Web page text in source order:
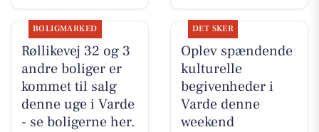
BOLIGMARKED
Røllikevej 32 og 3
andre boliger er
kommet til salg
denne uge i Varde
- se boligerne her.
DET SKER
Oplev spændende
kulturelle
begivenheder i
Varde denne
weekend